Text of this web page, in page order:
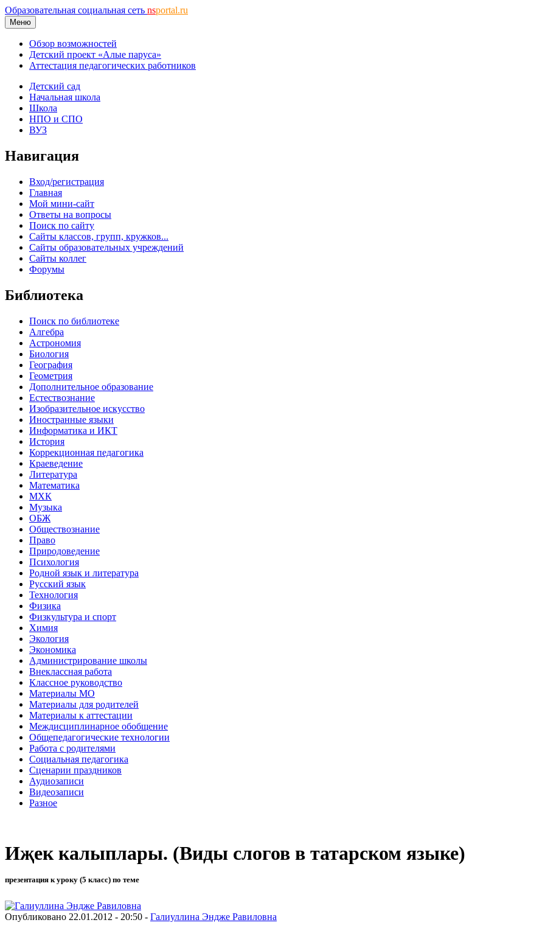
Образовательная социальная сеть nsportal.ru
Меню
Обзор возможностей
Детский проект «Алые паруса»
Аттестация педагогических работников
Детский сад
Начальная школа
Школа
НПО и СПО
ВУЗ
Навигация
Вход/регистрация
Главная
Мой мини-сайт
Ответы на вопросы
Поиск по сайту
Сайты классов, групп, кружков...
Сайты образовательных учреждений
Сайты коллег
Форумы
Библиотека
Поиск по библиотеке
Алгебра
Астрономия
Биология
География
Геометрия
Дополнительное образование
Естествознание
Изобразительное искусство
Иностранные языки
Информатика и ИКТ
История
Коррекционная педагогика
Краеведение
Литература
Математика
МХК
Музыка
ОБЖ
Обществознание
Право
Природоведение
Психология
Родной язык и литература
Русский язык
Технология
Физика
Физкультура и спорт
Химия
Экология
Экономика
Администрирование школы
Внеклассная работа
Классное руководство
Материалы МО
Материалы для родителей
Материалы к аттестации
Междисциплинарное обобщение
Общепедагогические технологии
Работа с родителями
Социальная педагогика
Сценарии праздников
Аудиозаписи
Видеозаписи
Разное
Иҗек калыплары. (Виды слогов в татарском языке)
презентация к уроку (5 класс) по теме
Опубликовано 22.01.2012 - 20:50 - Галиуллина Эндже Равиловна